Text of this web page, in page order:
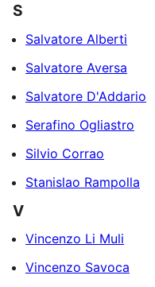
S
Salvatore Alberti
Salvatore Aversa
Salvatore D'Addario
Serafino Ogliastro
Silvio Corrao
Stanislao Rampolla
V
Vincenzo Li Muli
Vincenzo Savoca